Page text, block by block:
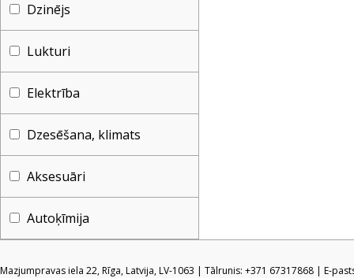
Dzinējs
Lukturi
Elektrība
Dzesēšana, klimats
Aksesuāri
Autoķīmija
Mazjumpravas iela 22, Rīga, Latvija, LV-1063 | Tālrunis: +371 67317868 | E-